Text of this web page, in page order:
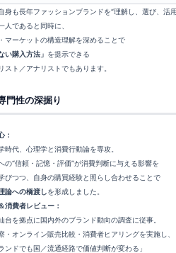
身も長年ファッションブランドを“理解し、選び、活
人であると同時に、
マーケットの構造理解を深めることで
い購入方法」 を提示できる
スト／アナリストでもあります。
門性の深掘り
：
時代、心理学と消費行動論を専攻。
の“信頼・記憶・評価”が消費判断に与える影響を
びつつ、自身の購買経験と照らし合わせることで
論への橋渡しを形成しました。
消費者レビュー：
台を拠点に国内外のブランド動向の調査に従事。
・オンライン販売比較・消費者ヒアリングを実施し、
ンドでも国／流通経路で価値判断が変わる」